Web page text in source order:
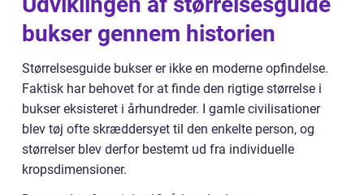
bukser gennem historien
Størrelsesguide bukser er ikke en moderne opfindelse.
Faktisk har behovet for at finde den rigtige størrelse i
bukser eksisteret i århundreder. I gamle civilisationer
blev tøj ofte skræddersyet til den enkelte person, og
størrelser blev derfor bestemt ud fra individuelle
kropsdimensioner.